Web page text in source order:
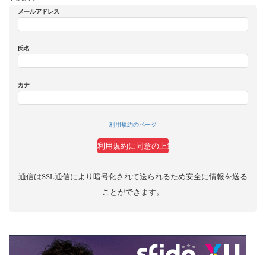
メールアドレス
氏名
カナ
利用規約のページ
通信はSSL通信により暗号化されて送られるため安全に情報を送る
ことができます。